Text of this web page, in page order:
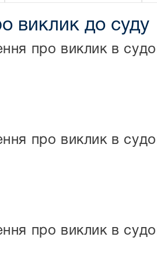
виклик до суду
про виклик в
про виклик в
про виклик в